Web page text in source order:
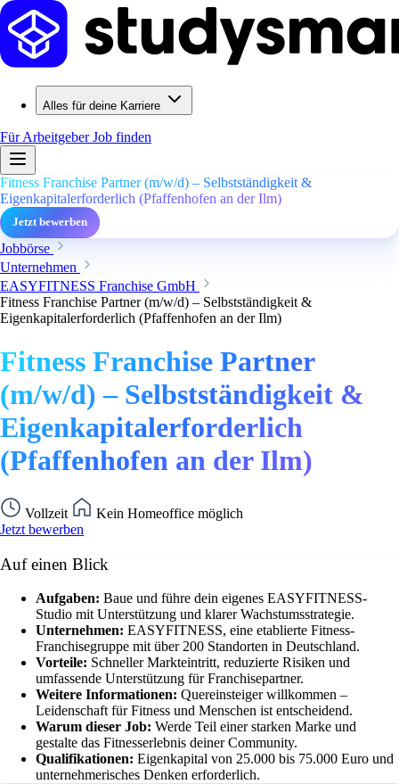
Alles für deine Karriere
Für ArbeitgeberJob finden
Fitness Franchise Partner (m/w/d) – Selbstständigkeit &
Eigenkapitalerforderlich (Pfaffenhofen an der Ilm)
Jetzt bewerben
Jobbörse
Unternehmen
EASYFITNESS Franchise GmbH
Fitness Franchise Partner (m/w/d) – Selbstständigkeit &
Eigenkapitalerforderlich (Pfaffenhofen an der Ilm)
Fitness Franchise Partner
(m/w/d) – Selbstständigkeit &
Eigenkapitalerforderlich
(Pfaffenhofen an der Ilm)
Vollzeit
Kein Homeoffice möglich
Jetzt bewerben
Auf einen Blick
Aufgaben: Baue und führe dein eigenes EASYFITNESS-
Studio mit Unterstützung und klarer Wachstumsstrategie.
Unternehmen: EASYFITNESS, eine etablierte Fitness-
Franchisegruppe mit über 200 Standorten in Deutschland.
Vorteile: Schneller Markteintritt, reduzierte Risiken und
umfassende Unterstützung für Franchisepartner.
Weitere Informationen: Quereinsteiger willkommen –
Leidenschaft für Fitness und Menschen ist entscheidend.
Warum dieser Job: Werde Teil einer starken Marke und
gestalte das Fitnesserlebnis deiner Community.
Qualifikationen: Eigenkapital von 25.000 bis 75.000 Euro und
unternehmerisches Denken erforderlich.